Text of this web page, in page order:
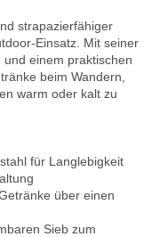
strapazierfähiger
Einsatz. Mit seiner
einem praktischen
beim Wandern,
warm oder kalt zu
für Langlebigkeit
über einen
Sieb zum